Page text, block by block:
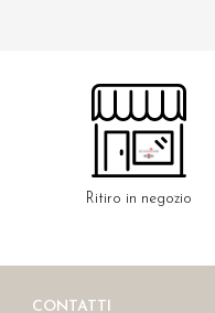
Ritiro in negozio
CONTATTI